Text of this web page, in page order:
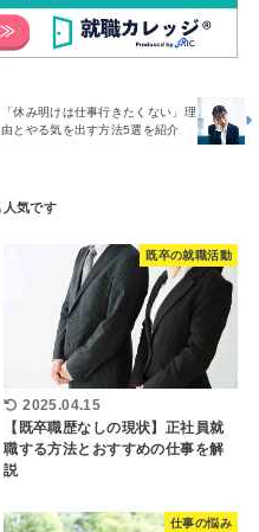
「休み明けは仕事行きたくない」理
由とやる気を出す方法5選を紹介
既卒の就職活動
2025.04.15
【既卒職歴なしの現状】正社員就
職する方法とおすすめの仕事を解
説
仕事の悩み